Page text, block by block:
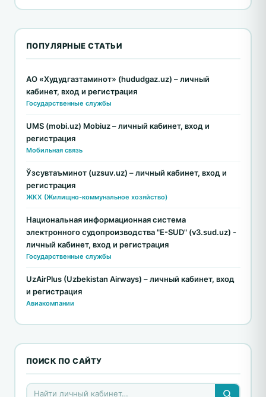
ПОПУЛЯРНЫЕ СТАТЬИ
АО «Худудгазтаминот» (hududgaz.uz) – личный
кабинет, вход и регистрация
Государственные службы
UMS (mobi.uz) Mobiuz – личный кабинет, вход и
регистрация
Мобильная связь
Ўзсувтаъминот (uzsuv.uz) – личный кабинет, вход и
регистрация
ЖКХ (Жилищно-коммунальное хозяйство)
Национальная информационная система
электронного судопроизводства "E-SUD" (v3.sud.uz) -
личный кабинет, вход и регистрация
Государственные службы
UzAirPlus (Uzbekistan Airways) – личный кабинет, вход
и регистрация
Авиакомпании
ПОИСК ПО САЙТУ